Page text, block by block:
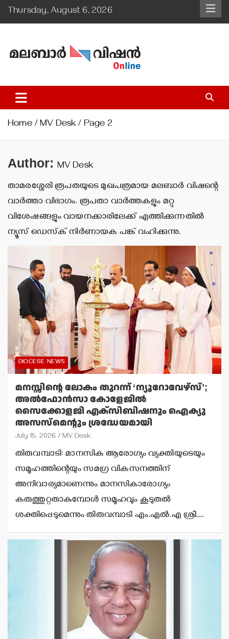
Skip
to
Thursday, August 6, 2026
Malabar Vision Online
Illuminating Diocesan News with Divine Clarity.
Home MV Desk Page 2
Author: MV Desk
താമരശ്ശേരി രൂപതയുടെ മുഖപത്രമായ മലബാര്‍ വിഷന്റെ
വാര്‍ത്താ വിഭാഗം. രൂപതാ വാര്‍ത്തകളും മറ്റു
വിശേഷങ്ങളും വായനക്കാരിലേക്ക് എത്തിക്കുന്നതില്‍
ന്യൂസ് ഡെസ്‌ക് നിര്‍ണായക പങ്ക് വഹിക്കുന്നു.
DIOCESE NEWS
മനസ്സിന്റെ ലോകം തുറന്ന് ‘ന്യൂറോവേഴ്‌സ്’;
അല്‍ഫോന്‍സാ കോളേജില്‍
സൈക്കോളജി എക്‌സിബിഷനും ഐക്യു
അസസ്‌മെന്റും ശ്രദ്ധേയമായി
July 15, 2026 MV Desk
തിരുവമ്പാടി: മാനസിക ആരോഗ്യം വ്യക്തിയുടെയും
സമൂഹത്തിന്റെയും സമഗ്ര വികസനത്തിന്
അനിവാര്യമാണെന്നും മാനസികാരോഗ്യം
കരുത്തുറ്റതാകുമ്പോള്‍ സമൂഹവും കൂടുതല്‍
ശക്തിപ്പെടുമെന്നും തിരുവമ്പാടി എം.എല്‍.എ ശ്രീ.…